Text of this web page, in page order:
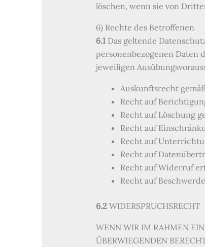
löschen, wenn sie von
6) Rechte des Betroffenen
6.1Das geltende
personenbezogenen Daten
jeweiligen
Auskunftsrecht
Recht auf
Recht auf Löschung
Recht auf
Recht auf
Recht auf
Recht auf Widerruf
Recht auf
6.2WIDERSPRUCHSRECHT
WENN WIR IM RAHMEN
ÜBERWIEGENDEN